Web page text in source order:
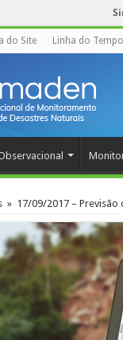
do Site Linha do Tempo
» 17/09/2017 –